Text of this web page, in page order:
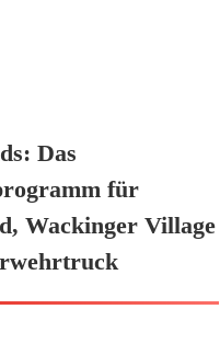
Das
für
Wackinger Village